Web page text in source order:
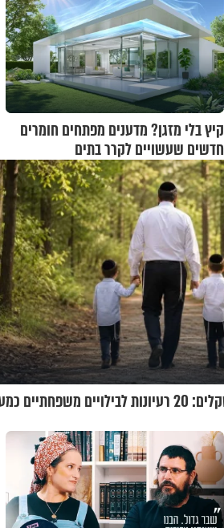
קיץ בלי מזגן? מדענים מפתחים חומרים
חדשים שעשויים לקרר בתים
בלי להוציא מאות שקלים: 20 רעיונות לבילויים משפחתיים